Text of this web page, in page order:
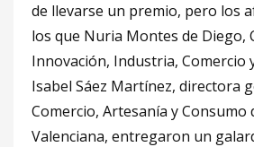
de llevarse un premio, pero los
los que Nuria Montes de Diego,
Innovación, Industria, Comercio
Isabel Sáez Martínez, directora
Comercio, Artesanía y Consumo
Valenciana, entregaron un